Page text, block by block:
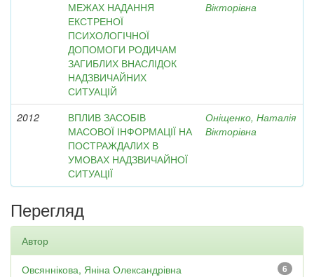
МЕЖАХ НАДАННЯ
ЕКСТРЕНОЇ
ПСИХОЛОГІЧНОЇ
ДОПОМОГИ РОДИЧАМ
ЗАГИБЛИХ ВНАСЛІДОК
НАДЗВИЧАЙНИХ
СИТУАЦІЙ
Вікторівна
2012
ВПЛИВ ЗАСОБІВ
МАСОВОЇ ІНФОРМАЦІЇ НА
ПОСТРАЖДАЛИХ В
УМОВАХ НАДЗВИЧАЙНОЇ
СИТУАЦІЇ
Оніщенко, Наталія
Вікторівна
Перегляд
Автор
6
Овсяннікова, Яніна Олександрівна